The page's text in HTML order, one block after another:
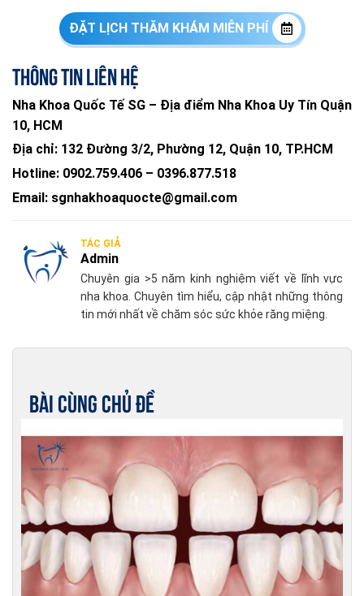
ĐẶT LỊCH THĂM KHÁM MIỄN PHÍ
Thông tin liên hệ
Nha Khoa Quốc Tế SG – Địa điểm Nha Khoa Uy Tín Quận
10, HCM
Địa chỉ: 132 Đường 3/2, Phường 12, Quận 10, TP.HCM
Hotline: 0902.759.406 – 0396.877.518
Email: sgnhakhoaquocte@gmail.com
TÁC GIẢ
Admin
Chuyên gia >5 năm kinh nghiệm viết về lĩnh vực
nha khoa. Chuyên tìm hiểu, cập nhật những thông
tin mới nhất về chăm sóc sức khỏe răng miệng.
Bài cùng chủ đề